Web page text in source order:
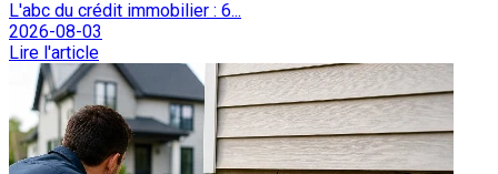
L'abc du crédit immobilier : 6...
2026-08-03
Lire l'article